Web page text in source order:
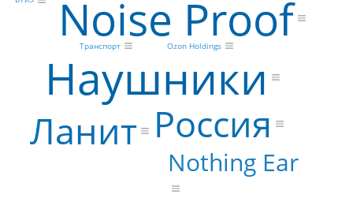
Наушники
Noise Proof
Ланит Россия
Nothing Ear
Ozon Holdings
Транспорт